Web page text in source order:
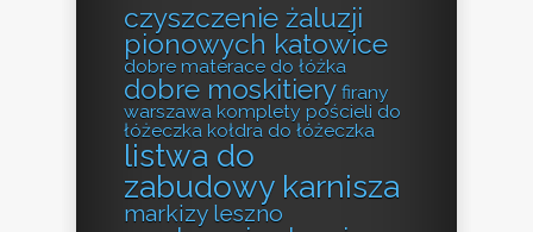
czyszczenie żaluzji
pionowych katowice
dobre materace do łóżka
dobre moskitiery firany
warszawa komplety pościeli do
łóżeczka kołdra do łóżeczka
listwa do
zabudowy karnisza
markizy leszno